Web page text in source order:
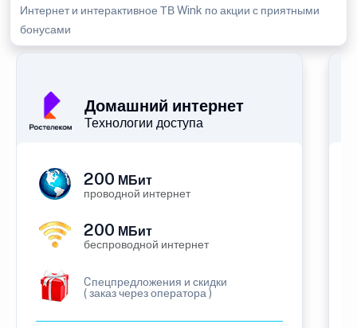
Интернет и интерактивное ТВ Wink по акции с приятными
бонусами
Домашний интернет
Технологии доступа
200 МБит
проводной интернет
200 МБит
беспроводной интернет
Cпецпредложения и скидки
( заказ через оператора )